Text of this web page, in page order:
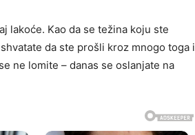
lakoće. Kao da se težina koju ste
da ste prošli kroz mnogo toga i
ne lomite – danas se oslanjate na